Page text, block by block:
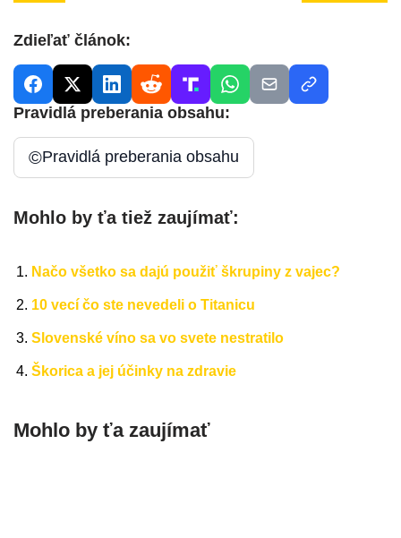
Zdieľať článok:
Pravidlá preberania obsahu:
©Pravidlá preberania obsahu
Mohlo by ťa tiež zaujímať:
Načo všetko sa dajú použiť škrupiny z vajec?
10 vecí čo ste nevedeli o Titanicu
Slovenské víno sa vo svete nestratilo
Škorica a jej účinky na zdravie
Mohlo by ťa zaujímať